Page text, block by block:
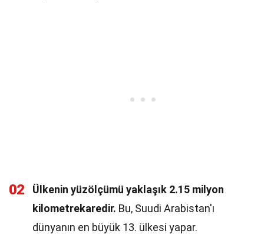
02
Ülkenin yüzölçümü yaklaşık 2.15 milyon
kilometrekaredir. Bu, Suudi Arabistan'ı
dünyanın en büyük 13. ülkesi yapar.